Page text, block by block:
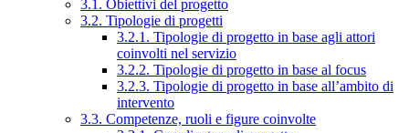
3.1. Obiettivi del progetto
3.2. Tipologie di progetti
3.2.1. Tipologie di progetto in base agli attori
coinvolti nel servizio
3.2.2. Tipologie di progetto in base al focus
3.2.3. Tipologie di progetto in base all’ambito di
intervento
3.3. Competenze, ruoli e figure coinvolte